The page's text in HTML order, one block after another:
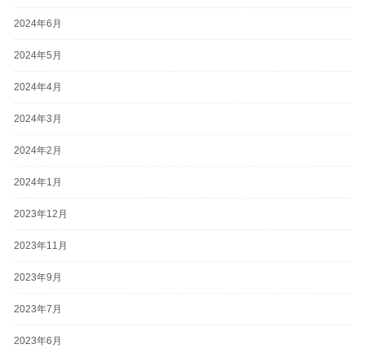
2024年6月
2024年5月
2024年4月
2024年3月
2024年2月
2024年1月
2023年12月
2023年11月
2023年9月
2023年7月
2023年6月